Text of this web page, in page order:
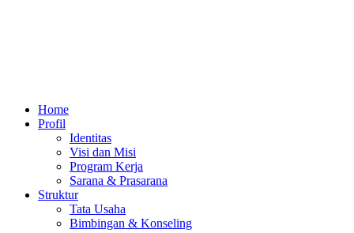
Home
Profil
Identitas
Visi dan Misi
Program Kerja
Sarana & Prasarana
Struktur
Tata Usaha
Bimbingan & Konseling